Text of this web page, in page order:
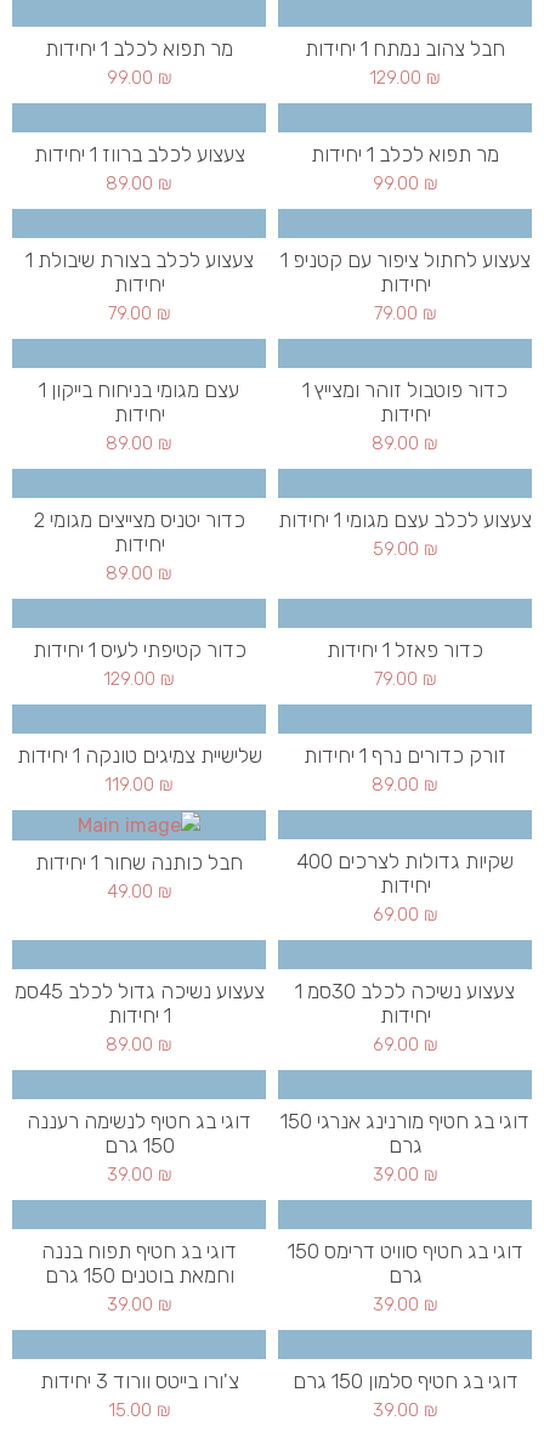
חבל צהוב נמתח 1 יחידות
129.00 ₪
מר תפוא לכלב 1 יחידות
99.00 ₪
מר תפוא לכלב 1 יחידות
99.00 ₪
צעצוע לכלב ברווז 1 יחידות
89.00 ₪
צעצוע לחתול ציפור עם קטניפ 1
יחידות
79.00 ₪
צעצוע לכלב בצורת שיבולת 1
יחידות
79.00 ₪
כדור פוטבול זוהר ומצייץ 1
יחידות
89.00 ₪
עצם מגומי בניחוח בייקון 1
יחידות
89.00 ₪
צעצוע לכלב עצם מגומי 1 יחידות
59.00 ₪
כדור יטניס מצייצים מגומי 2
יחידות
89.00 ₪
כדור פאזל 1 יחידות
79.00 ₪
כדור קטיפתי לעיס 1 יחידות
129.00 ₪
זורק כדורים נרף 1 יחידות
89.00 ₪
שלישיית צמיגים טונקה 1 יחידות
119.00 ₪
שקיות גדולות לצרכים 400
יחידות
69.00 ₪
חבל כותנה שחור 1 יחידות
49.00 ₪
צעצוע נשיכה לכלב 30סמ 1
יחידות
69.00 ₪
צעצוע נשיכה גדול לכלב 45סמ
1 יחידות
89.00 ₪
דוגי בג חטיף מורנינג אנרגי 150
גרם
39.00 ₪
דוגי בג חטיף לנשימה רעננה
150 גרם
39.00 ₪
דוגי בג חטיף סוויט דרימס 150
גרם
39.00 ₪
דוגי בג חטיף תפוח בננה
וחמאת בוטנים 150 גרם
39.00 ₪
דוגי בג חטיף סלמון 150 גרם
39.00 ₪
צ'ורו בייטס וורוד 3 יחידות
15.00 ₪